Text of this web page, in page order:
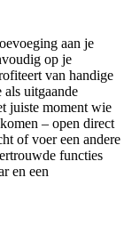
aan je
op je
van handige
uitgaande
juiste moment wie
– open direct
of voer een andere
functies
en een